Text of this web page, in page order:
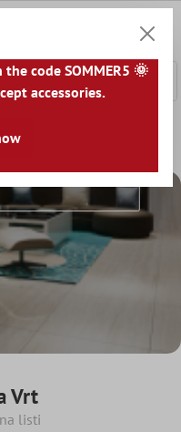
Za Terasu
Vrt
Vrt
listi
code SOMMER5 🌞
accessories.